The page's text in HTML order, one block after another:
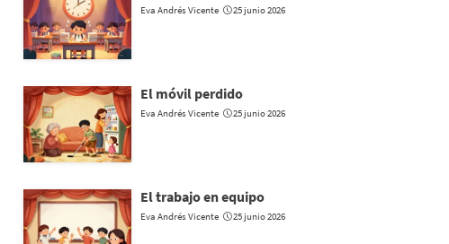
Eva Andrés Vicente 25 junio 2026
El móvil perdido
Eva Andrés Vicente 25 junio 2026
El trabajo en equipo
Eva Andrés Vicente 25 junio 2026